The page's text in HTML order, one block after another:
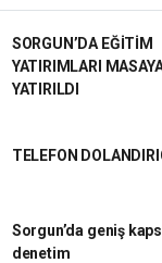
SORGUN’DA EĞİTİM
YATIRIMLARI
YATIRILDI
TELEFON
Sorgun’da geniş
denetim